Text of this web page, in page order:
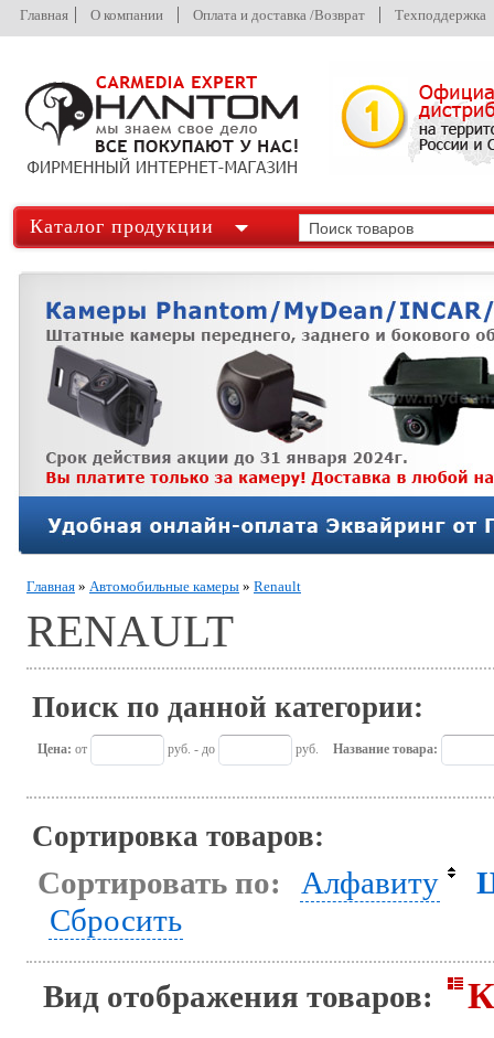
Главная О компании Оплата и доставка /Возврат Техподдержка
Каталог продукции
Главная » Автомобильные камеры » Renault
RENAULT
Поиск по данной категории:
Цена: от руб. - до руб. Название товара:
Сортировка товаров:
Сортировать по: Алфавиту
Сбросить
Вид отображения товаров: